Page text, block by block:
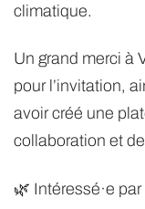
climatique.
Un grand merci à
pour l’invitation,
avoir créé une
collaboration et
🌿 Intéressé·e